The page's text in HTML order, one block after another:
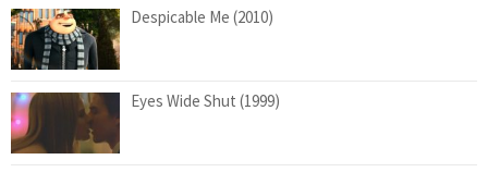
Despicable Me (2010)
Eyes Wide Shut (1999)